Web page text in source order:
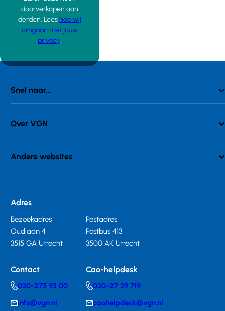
doorverkopen aan
derden. Lees hoe wij
omgaan met jouw
privacy.
Snel naar...
Over VGN
Andere websites
Adres
Bezoekadres
Oudlaan 4
3515 GA Utrecht
Postadres
Postbus 413
3500 AK Utrecht
Contact
Telephonenumber
030-273 93 00
E-info@vgn.nl
Cao-helpdesk
Telephonenumber
030-27 39 719
E-caohelpdesk@vgn.nl